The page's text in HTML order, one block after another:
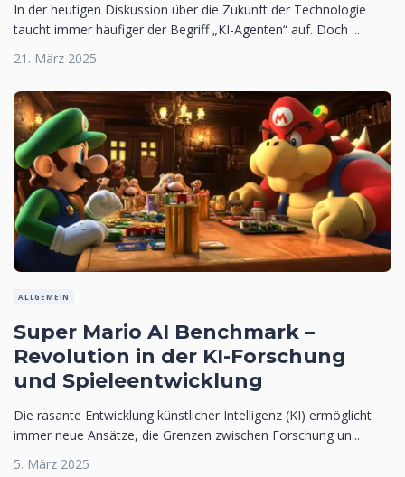
In der heutigen Diskussion über die Zukunft der Technologie
taucht immer häufiger der Begriff „KI-Agenten“ auf. Doch ...
21. März 2025
ALLGEMEIN
Super Mario AI Benchmark –
Revolution in der KI-Forschung
und Spieleentwicklung
Die rasante Entwicklung künstlicher Intelligenz (KI) ermöglicht
immer neue Ansätze, die Grenzen zwischen Forschung un...
5. März 2025